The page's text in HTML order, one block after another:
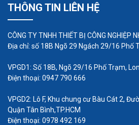
Hệ thống xử lý nước bể bơi:
nghiệp bể bơi, bơm định lượng
thường được sử dụng để điều
lý trong nước để duy trì chất
định lượng hoá chất
chỉnh để phù hợp với môi
THÔNG TIN LIÊN HỆ
CÔNG TY TNHH THIẾT BỊ CÔNG NGHIỆP
Địa chỉ: số 18B Ngõ 29 Ngách 29/16 Phố
VPGD1: Số 18B, Ngõ 29/16 Phố Trạm,
Điện thoại: 0947 790 666
VPGD2: Lô F, Khu chung cư Bàu Cát 2,
Quận Tân Bình,TP.HCM
Điện thoại: 0978 492 169